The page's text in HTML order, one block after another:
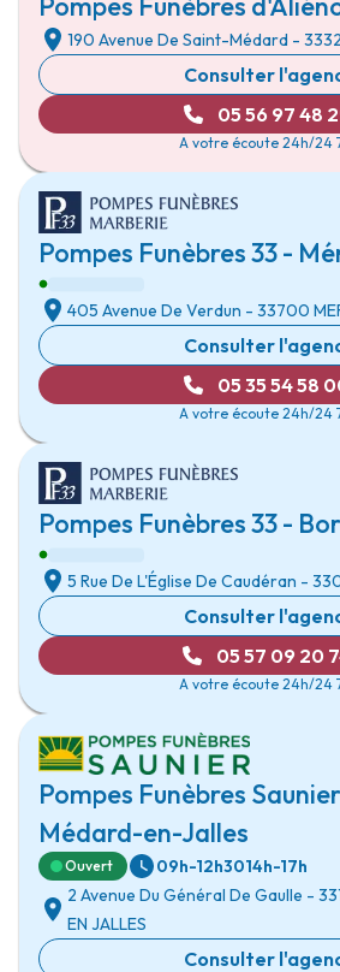
190 Avenue De Saint-Médard -
Consulter
05 56 97 48
A votre écoute 24h/24
Pompes Funèbres 33 -
405 Avenue De Verdun - 33700
Consulter
05 35 54 58
A votre écoute 24h/24
Pompes Funèbres 33 -
5 Rue De L'Église De Caudéran -
Consulter
05 57 09 20
A votre écoute 24h/24
Pompes Funèbres
Médard-en-Jalles
Ouvert 09h-12h3014h-17h
2 Avenue Du Général De Gaulle -
EN JALLES
Consulter